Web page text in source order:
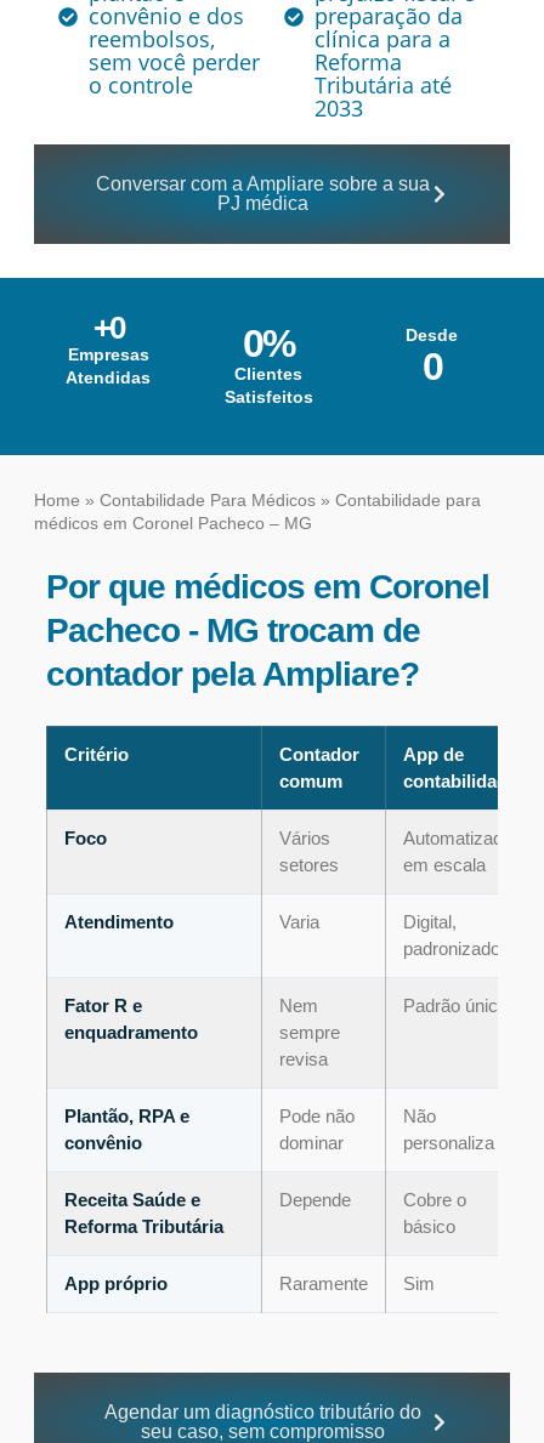
convênio e dos
reembolsos,
sem você perder
o controle
preparação da
clínica para a
Reforma
Tributária até
2033
Conversar com a Ampliare sobre a sua
PJ médica
+0
Empresas
Atendidas
0%
Clientes
Satisfeitos
Desde
0
Home » Contabilidade Para Médicos » Contabilidade para
médicos em Coronel Pacheco – MG
Por que médicos em Coronel
Pacheco - MG trocam de
contador pela Ampliare?
Critério
Contador
comum
App de
contabilidade
Foco
Vários
setores
Automatizado,
em escala
Atendimento Varia
Digital,
padronizado
Fator R e
enquadramento
Nem
sempre
revisa
Padrão único
Plantão, RPA e
convênio
Pode não
dominar
Não
personaliza
Receita Saúde e
Reforma Tributária
Depende
Cobre o
básico
App próprio Raramente Sim
Agendar um diagnóstico tributário do
seu caso, sem compromisso